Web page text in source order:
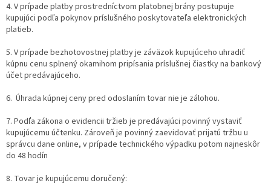
4. V prípade platby prostredníctvom platobnej brány postupuje
kupujúci podľa pokynov príslušného poskytovateľa elektronických
platieb.
5. V prípade bezhotovostnej platby je záväzok kupujúceho uhradiť
kúpnu cenu splnený okamihom pripísania príslušnej čiastky na bankový
účet predávajúceho.
6. Úhrada kúpnej ceny pred odoslaním tovar nie je zálohou.
7. Podľa zákona o evidencii tržieb je predávajúci povinný vystaviť
kupujúcemu účtenku. Zároveň je povinný zaevidovať prijatú tržbu u
správcu dane online, v prípade technického výpadku potom najneskôr
do 48 hodín
8. Tovar je kupujúcemu doručený: